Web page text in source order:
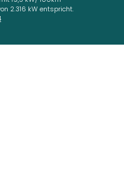
2.316 kW entspricht.